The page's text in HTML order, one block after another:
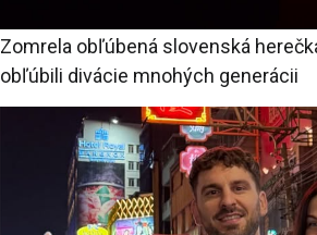
Zomrela obľúbená slovenská
obľúbili divácie mnohých generácii